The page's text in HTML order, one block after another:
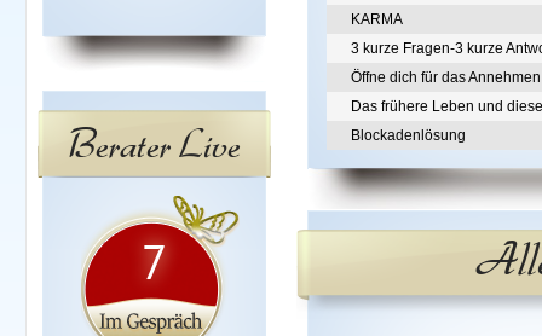
Berater Live
7
KARMA
3 kurze Fragen-3 kurze
Öffne dich für das
Das frühere Leben und
Blockadenlösung